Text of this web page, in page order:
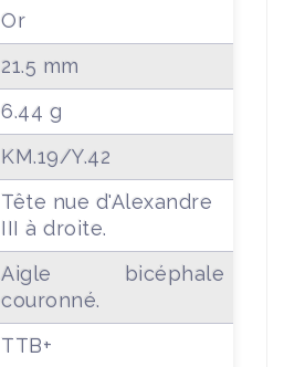
Or
21.5 mm
6.44 g
KM.19/Y.42
Tête nue d'Alexandre
III à droite.
Aigle bicéphale
couronné.
TTB+